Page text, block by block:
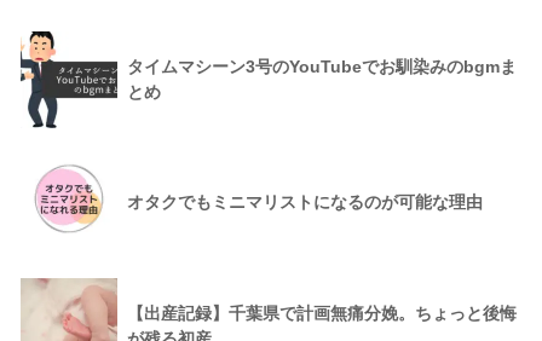
タイムマシーン3号のYouTubeでお馴染みのbgmま
とめ
オタクでもミニマリストになるのが可能な理由
【出産記録】千葉県で計画無痛分娩。ちょっと後悔